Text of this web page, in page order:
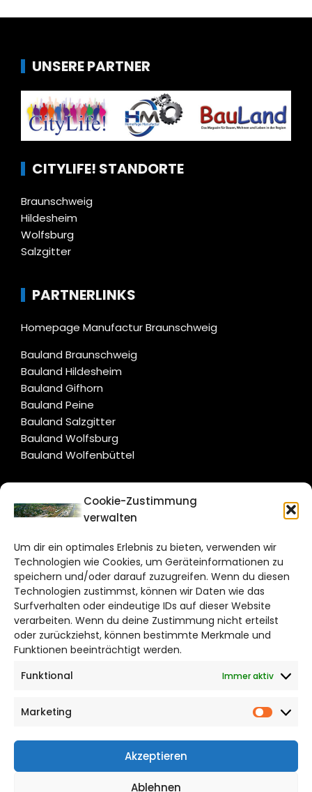
Cookie-Zustimmung
verwalten
Um dir ein optimales Erlebnis zu bieten, verwenden wir
Technologien wie Cookies, um Geräteinformationen zu
speichern und/oder darauf zuzugreifen. Wenn du diesen
Technologien zustimmst, können wir Daten wie das
Surfverhalten oder eindeutige IDs auf dieser Website
verarbeiten. Wenn du deine Zustimmung nicht erteilst
oder zurückziehst, können bestimmte Merkmale und
Funktionen beeinträchtigt werden.
Funktional
Immer aktiv
Marketing
Akzeptieren
Ablehnen
UNSERE PARTNER
CITYLIFE! STANDORTE
Braunschweig
Hildesheim
Wolfsburg
Salzgitter
PARTNERLINKS
Homepage Manufactur Braunschweig
Bauland Braunschweig
Bauland Hildesheim
Bauland Gifhorn
Bauland Peine
Bauland Salzgitter
Bauland Wolfsburg
Bauland Wolfenbüttel
CITYLIFE!
Bruchtorwall 12
38100 Braunschweig
Telefon: 0531 387220 – 65
DAS STADTMAGAZIN FÜR
WOLFSBURG
Impressum
Cookie Richtlinie
CITYLIFE! BEI FACEBOOK